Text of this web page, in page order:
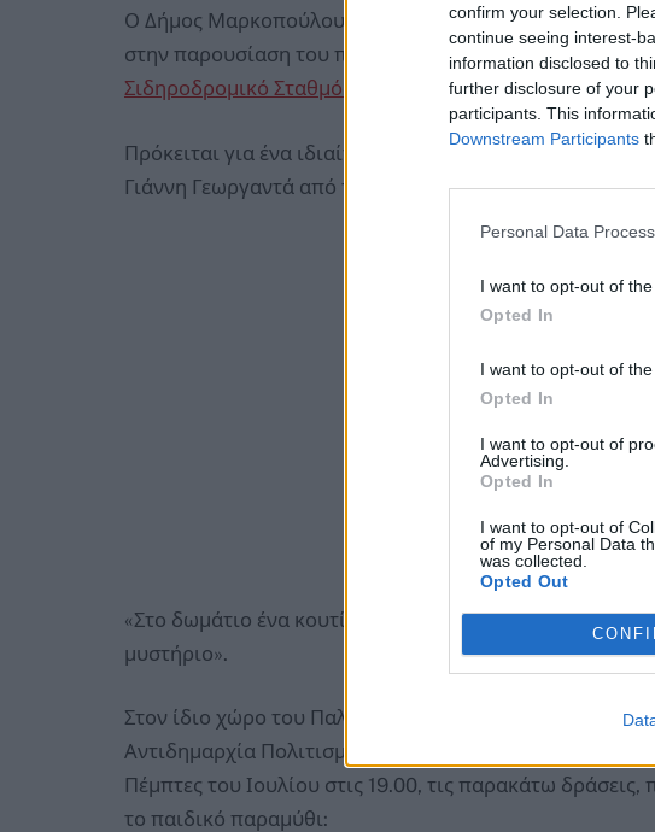
confirm your selection.
continue seeing interest-
information disclosed to
further disclosure of your
participants. This
Downstream Participants
Personal Data
I want to opt-out of
Opted In
I want to opt-out of
Opted In
I want to opt-out of
Advertising.
Opted In
I want to opt-out of
of my Personal Data
was collected.
Opted Out
Ο Δήμος Μαρκοπούλου Μεσογαίας σας προσκαλεί την
στην παρουσίαση του παραμυθιού «Μία ιστορία του
Σιδηροδρομικό Σταθμό Μαρκοπούλου.
Πρόκειται για ένα ιδιαίτερο παραμύθι της
Γιάννη Γεωργαντά από τις εκδόσεις «ΜΑR MAR».
«Στο δωμάτιο ένα κουτί. Στη μέση του δωματίου. Από
μυστήριο».
Στον ίδιο χώρο του Παλαιού Σιδηροδρομικού
Αντιδημαρχία Πολιτισμού και Μέριμνας για την 3η
Πέμπτες του Ιουλίου στις 19.00, τις παρακάτω δράσεις,
το παιδικό παραμύθι: